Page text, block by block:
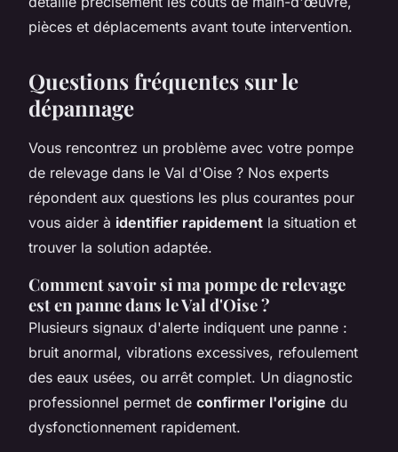
pièces et déplacements avant toute intervention.
Questions fréquentes sur le
dépannage
Vous rencontrez un problème avec votre pompe
de relevage dans le Val d'Oise ? Nos experts
répondent aux questions les plus courantes pour
vous aider à identifier rapidement la situation et
trouver la solution adaptée.
Comment savoir si ma pompe de relevage
est en panne dans le Val d'Oise ?
Plusieurs signaux d'alerte indiquent une panne :
bruit anormal, vibrations excessives, refoulement
des eaux usées, ou arrêt complet. Un diagnostic
professionnel permet de confirmer l'origine du
dysfonctionnement rapidement.